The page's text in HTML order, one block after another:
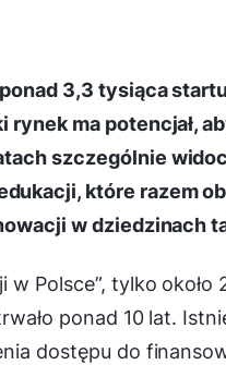
3,3 tysiąca
ma potencjał,
szczególnie
które razem
w dziedzinach
w Polsce”, tylko
ponad 10 lat.
dostępu do